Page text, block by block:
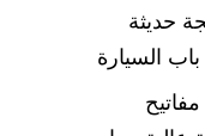
حديثة
السيارة